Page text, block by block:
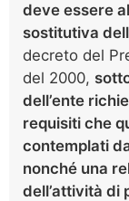
deve essere
sostitutiva
decreto del
del 2000,
dell’ente
requisiti che
contemplati
nonché una
dell’attività di